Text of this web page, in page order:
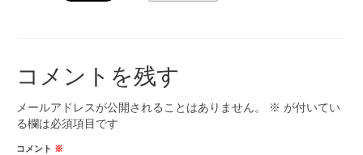
コメントを残す
メールアドレスが公開されることはありません。 ※ が付いてい
る欄は必須項目です
コメント ※